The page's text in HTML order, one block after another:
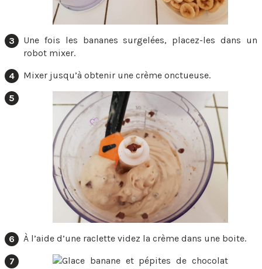
Une fois les bananes surgelées, placez-les dans un
robot mixer.
Mixer jusqu’à obtenir une crème onctueuse.
À l’aide d’une raclette videz la crème dans une boite.